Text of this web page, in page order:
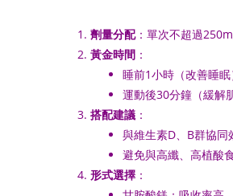
劑量分配：單次不超過
黃金時間 ：
睡前1小時（改善睡眠
運動後30分鐘（緩解
搭配建議 ：
與維生素D、B群協同
避免與高纖、高植酸
形式選擇 ：